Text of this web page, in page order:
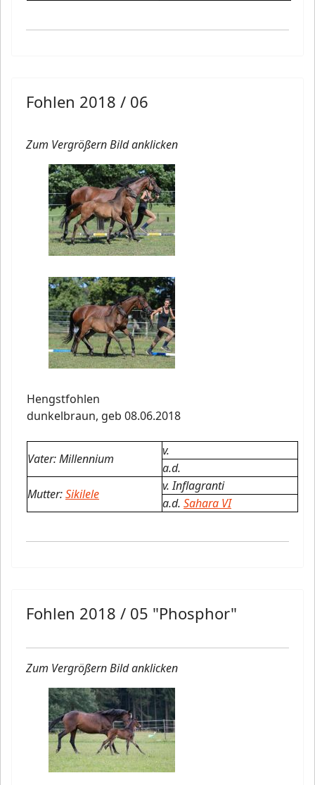
Fohlen 2018 / 06
Zum Vergrößern Bild anklicken
Hengstfohlen
dunkelbraun, geb 08.06.2018
Vater: Millennium
v.
a.d.
Mutter:Sikilele
v. Inflagranti
a.d. Sahara VI
Fohlen 2018 / 05 "Phosphor"
Zum Vergrößern Bild anklicken